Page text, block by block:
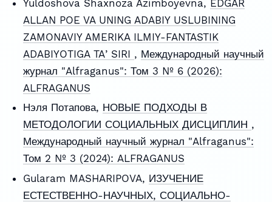
Yuldoshova Shaxnoza Azimboyevna, EDGAR
ALLAN POE VA UNING ADABIY USLUBINING
ZAMONAVIY AMERIKA ILMIY-FANTASTIK
ADABIYOTIGA TAʼSIRI , Международный научный
журнал "Alfraganus": Том 3 № 6 (2026):
ALFRAGANUS
Нэля Потапова, НОВЫЕ ПОДХОДЫ В
МЕТОДОЛОГИИ СОЦИАЛЬНЫХ ДИСЦИПЛИН ,
Международный научный журнал "Alfraganus":
Том 2 № 3 (2024): ALFRAGANUS
Gularam MASHARIPOVA, ИЗУЧЕНИЕ
ЕСТЕСТВЕННО-НАУЧНЫХ, СОЦИАЛЬНО-